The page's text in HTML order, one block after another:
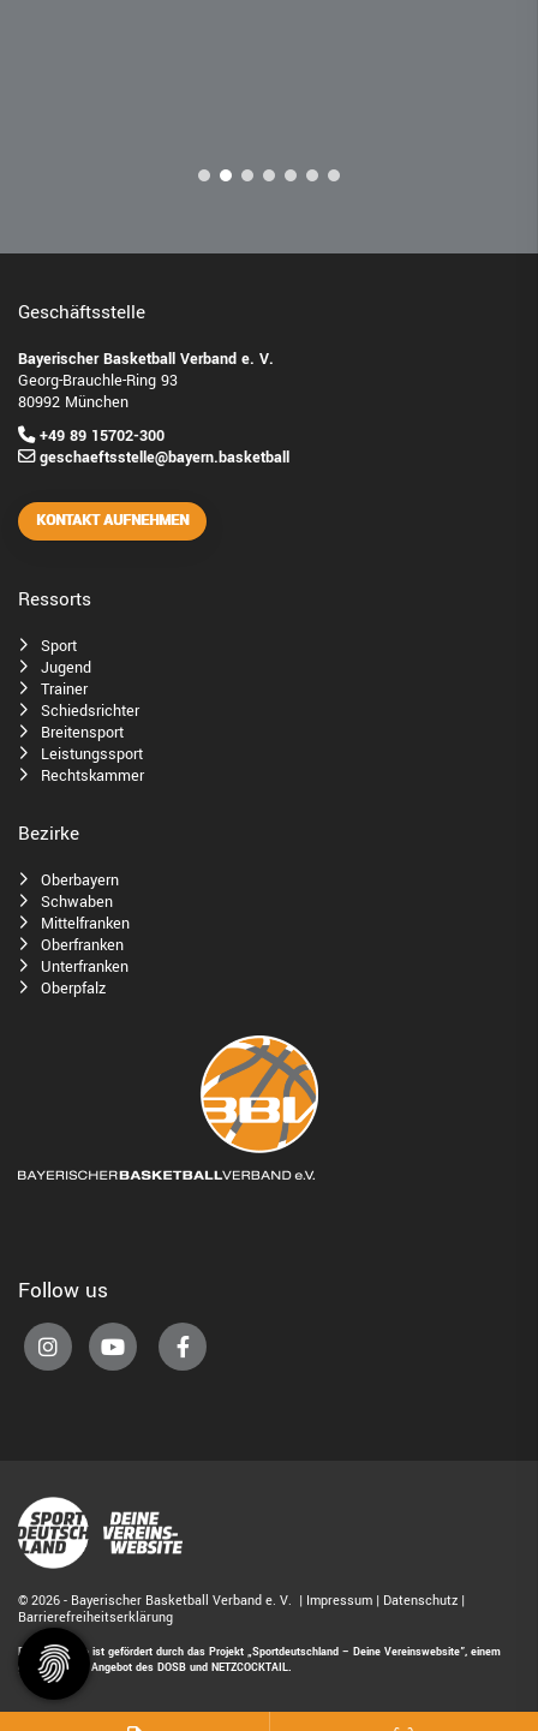
Geschäftsstelle
Bayerischer Basketball Verband e. V.
Georg-Brauchle-Ring 93
80992 München
+49 89 15702-300
geschaeftsstelle@bayern.basketball
KONTAKT AUFNEHMEN
Ressorts
Sport
Jugend
Trainer
Schiedsrichter
Breitensport
Leistungssport
Rechtskammer
Bezirke
Oberbayern
Schwaben
Mittelfranken
Oberfranken
Unterfranken
Oberpfalz
Follow us
© 2026 - Bayerischer Basketball Verband e. V. | Impressum | Datenschutz |
Barrierefreiheitserklärung
Diese Website ist gefördert durch das Projekt „Sportdeutschland – Deine Vereinswebsite”, einem
gemeinsamen Angebot des DOSB und NETZCOCKTAIL.